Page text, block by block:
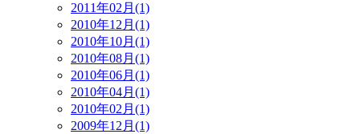
2011年02月(1)
2010年12月(1)
2010年10月(1)
2010年08月(1)
2010年06月(1)
2010年04月(1)
2010年02月(1)
2009年12月(1)